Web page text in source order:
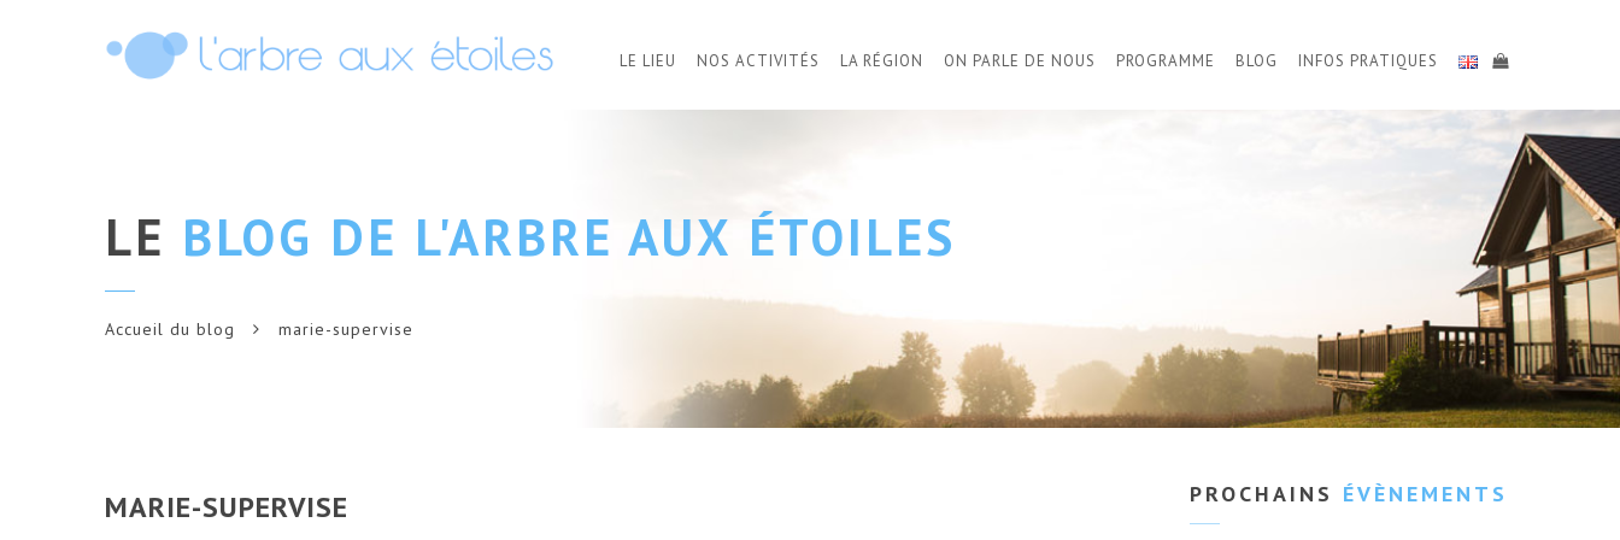
LE LIEU NOS ACTIVITÉS LA RÉGION ON PARLE DE NOUS PROGRAMME BLOG INFOS PRATIQUES
LE BLOG DE L'ARBRE AUX ÉTOILES
Accueil du blog marie-supervise
MARIE-SUPERVISE PROCHAINS ÉVÈNEMENTS